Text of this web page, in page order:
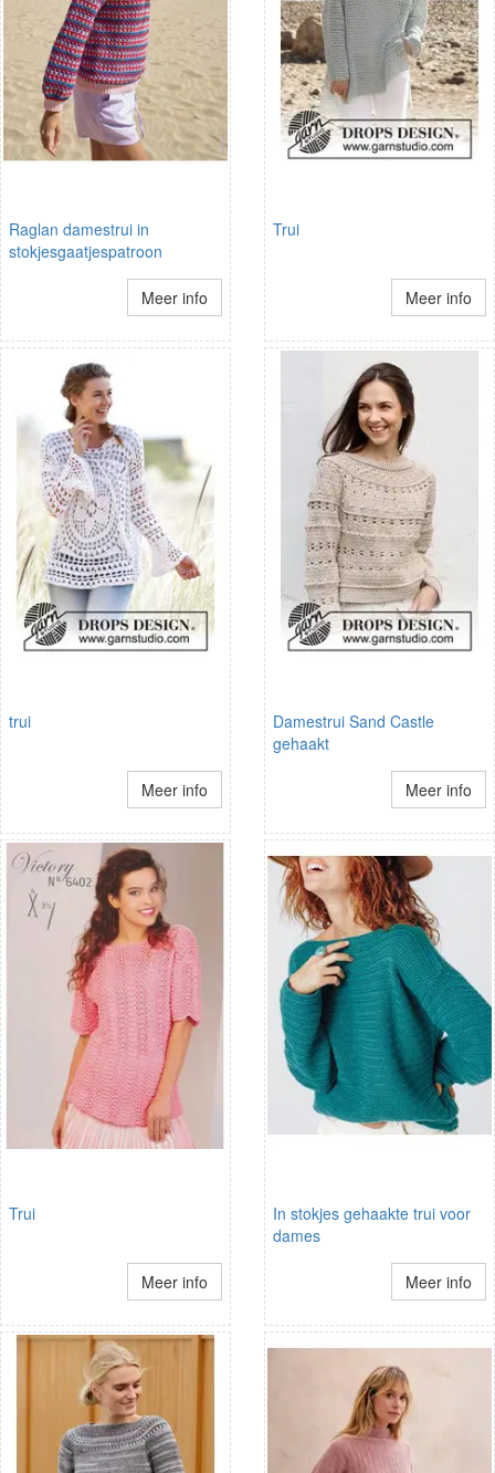
Raglan damestrui in
stokjesgaatjespatroon
Meer info
Trui
Meer info
trui
Meer info
Damestrui Sand Castle
gehaakt
Meer info
Trui
Meer info
In stokjes gehaakte trui voor
dames
Meer info